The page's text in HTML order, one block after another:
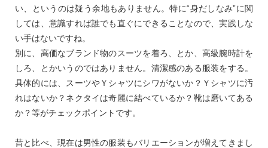
い、というのは疑う余地もありません。特に“身だしなみ”に関
しては、意識すれば誰でも直ぐにできることなので、実践しな
い手はないですね。
別に、高価なブランド物のスーツを着ろ、とか、高級腕時計を
しろ、とかいうのではありません。清潔感のある服装をする。
具体的には、スーツやＹシャツにシワがないか？Ｙシャツに汚
れはないか？ネクタイは奇麗に結べているか？靴は磨いてある
か？等がチェックポイントです。
昔と比べ、現在は男性の服装もバリエーションが増えてきまし